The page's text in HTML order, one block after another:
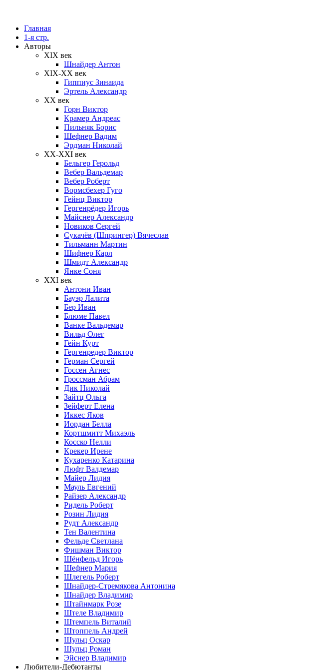
Главная
1-я стр.
Авторы
XIX век
Шнайдер Антон
XIX-XX век
Гиппиус Зинаида
Эртель Александр
XX век
Горн Виктор
Крамер Андреас
Пильняк Борис
Шефнер Вадим
Эрдман Николай
ХХ-XXI век
Бельгер Герольд
Вебер Вальдемар
Вебер Роберт
Вормсбехер Гуго
Гейнц Виктор
Гергенрёдер Игорь
Майснер Александр
Новиков Сергей
Сукачёв (Шпрингер) Вячеслав
Тильманн Мартин
Шифнер Карл
Шмидт Александр
Янке Соня
XXI век
Антони Иван
Бауэр Лалита
Бер Иван
Блюме Павел
Ванке Вальдемар
Вильд Олег
Гейн Курт
Гергенредер Виктор
Герман Сергей
Госсен Агнес
Гроссман Абрам
Дик Николай
Зайтц Ольга
Зейферт Елена
Иккес Яков
Иордан Белла
Кортшмитт Михаэль
Косско Нелли
Крекер Ирене
Кухаренко Катарина
Люфт Валдемaр
Майер Лидия
Мауль Евгений
Райзер Александр
Ридель Роберт
Розин Лидия
Рудт Александр
Тен Валентина
Фельде Светлана
Фишман Виктор
Шёнфельд Игорь
Шефнер Мария
Шлегель Роберт
Шнайдер-Стремякова Антонина
Шнайдер Владимир
Штайнмарк Розe
Штеле Владимир
Штемпель Виталий
Штоппель Андрей
Шульц Оскар
Шульц Роман
Эйснер Владимир
Любители-Дебютанты